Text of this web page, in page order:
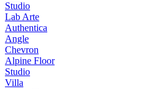
Studio
Lab Arte
Authentica
Angle
Chevron
Alpine Floor
Studio
Villa